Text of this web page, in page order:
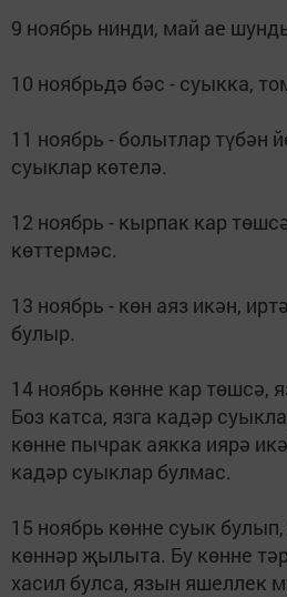
9 ноябрь нинди, май ае
10 ноябрьдә бәс - суыкка,
11 ноябрь - болытлар түбән
суыклар көтелә.
12 ноябрь - кырпак кар
көттермәс.
13 ноябрь - көн аяз икән,
булыр.
14 ноябрь көнне кар төшсә,
Боз катса, язга кадәр
көнне пычрак аякка иярә
кадәр суыклар булмас.
15 ноябрь көнне суык
көннәр җылыта. Бу көнне
хасил булса, язын яшеллек